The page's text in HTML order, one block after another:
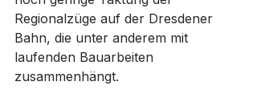
Regionalzüge auf der Dresdener
Bahn, die unter anderem mit
laufenden Bauarbeiten
zusammenhängt.